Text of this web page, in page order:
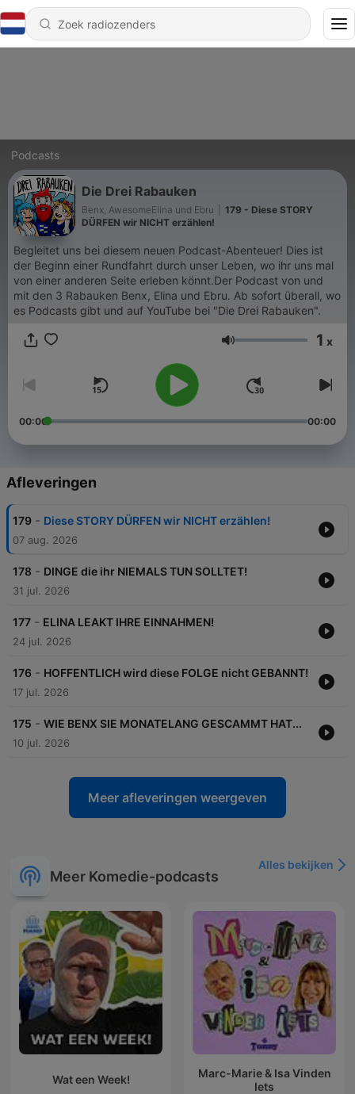
Podcasts
Die Drei Rabauken
Benx, AwesomeElina und Ebru
179 - Diese STORY
DÜRFEN wir NICHT erzählen!
Begleitet uns bei diesem neuen Podcast-Abenteuer! Dies ist
der Beginn einer Rundfahrt durch unser Leben, wo ihr uns mal
von einer anderen Seite erleben könnt.Der Podcast von und
mit den 3 Rabauken Benx, Elina und Ebru. Ab sofort überall, wo
es Podcasts gibt und auf YouTube bei "Die Drei Rabauken".
Volume 1 x
00:00 00:00
Afleveringen
179 - Diese STORY DÜRFEN wir NICHT erzählen!
07 aug. 2026
178 - DINGE die ihr NIEMALS TUN SOLLTET!
31 jul. 2026
177 - ELINA LEAKT IHRE EINNAHMEN!
24 jul. 2026
176 - HOFFENTLICH wird diese FOLGE nicht GEBANNT!
17 jul. 2026
175 - WIE BENX SIE MONATELANG GESCAMMT HAT...
10 jul. 2026
Meer afleveringen weergeven
Meer Komedie-podcasts
Alles bekijken
Wat een Week!
Marc-Marie & Isa Vinden
Iets